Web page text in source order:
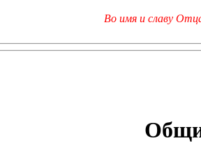
Во имя и славу